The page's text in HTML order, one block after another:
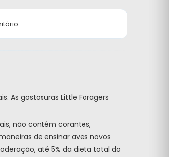
As gostosuras Little Foragers
não contêm corantes,
de ensinar aves novos
até 5% da dieta total do